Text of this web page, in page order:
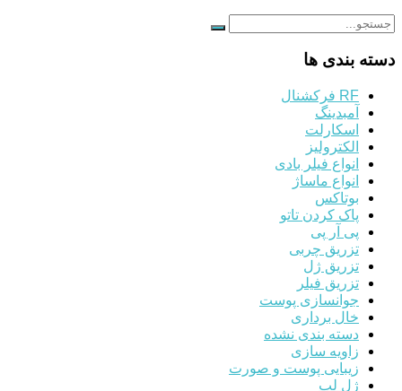
دسته بندی ها
RF فرکشنال
آمبدینگ
اسکارلت
الکترولیز
انواع فیلر بادی
انواع ماساژ
بوتاکس
پاک کردن تاتو
پی آر پی
تزریق چربی
تزریق ژل
تزریق فیلر
جوانسازی پوست
خال برداری
دسته بندی نشده
زاویه سازی
زیبایی پوست و صورت
ژل لب